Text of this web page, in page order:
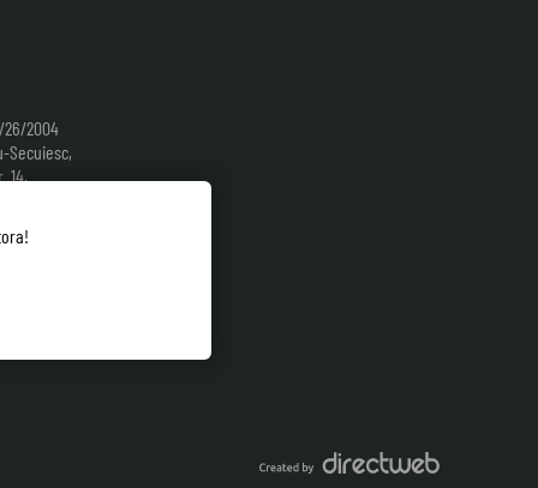
26/2004
Secuiesc,
14,